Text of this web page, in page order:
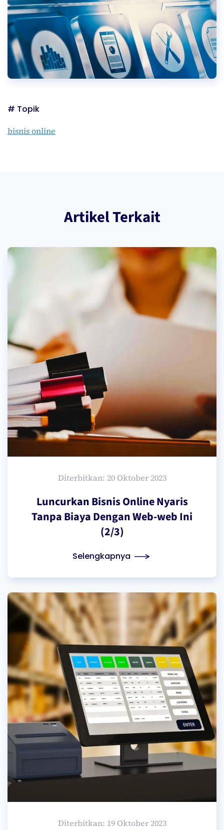
# Topik
bisnis online
Artikel Terkait
Diterbitkan: 20 Oktober 2023
Luncurkan Bisnis Online Nyaris
Tanpa Biaya Dengan Web-web Ini
(2/3)
Selengkapnya
Diterbitkan: 19 Oktober 2023